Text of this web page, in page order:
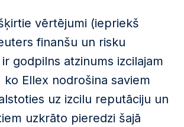
vērtējumi (iepriekš
finanšu un risku
godpilns atzinums izcilajam
ko Ellex nodrošina saviem
uz izcilu reputāciju un
uzkrāto pieredzi šajā